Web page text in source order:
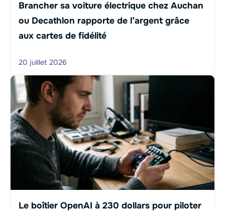
Brancher sa voiture électrique chez Auchan
ou Decathlon rapporte de l’argent grâce
aux cartes de fidélité
20 juillet 2026
Le boîtier OpenAI à 230 dollars pour piloter